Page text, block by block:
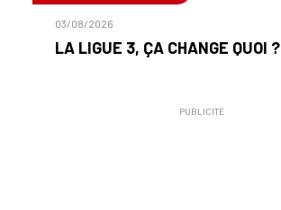
03/08/2026
LA LIGUE 3, ÇA CHANGE QUOI ?
PUBLICITÉ